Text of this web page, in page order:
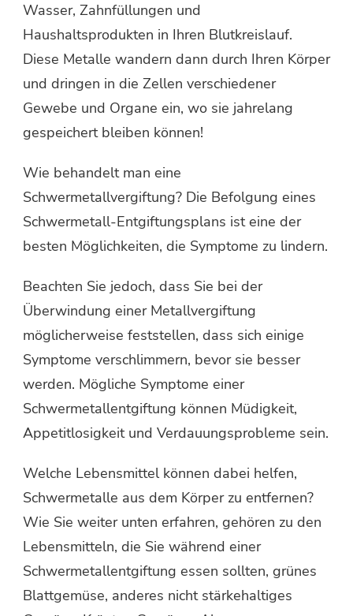
Wasser, Zahnfüllungen und
Haushaltsprodukten in Ihren Blutkreislauf.
Diese Metalle wandern dann durch Ihren Körper
und dringen in die Zellen verschiedener
Gewebe und Organe ein, wo sie jahrelang
gespeichert bleiben können!
Wie behandelt man eine
Schwermetallvergiftung? Die Befolgung eines
Schwermetall-Entgiftungsplans ist eine der
besten Möglichkeiten, die Symptome zu lindern.
Beachten Sie jedoch, dass Sie bei der
Überwindung einer Metallvergiftung
möglicherweise feststellen, dass sich einige
Symptome verschlimmern, bevor sie besser
werden. Mögliche Symptome einer
Schwermetallentgiftung können Müdigkeit,
Appetitlosigkeit und Verdauungsprobleme sein.
Welche Lebensmittel können dabei helfen,
Schwermetalle aus dem Körper zu entfernen?
Wie Sie weiter unten erfahren, gehören zu den
Lebensmitteln, die Sie während einer
Schwermetallentgiftung essen sollten, grünes
Blattgemüse, anderes nicht stärkehaltiges